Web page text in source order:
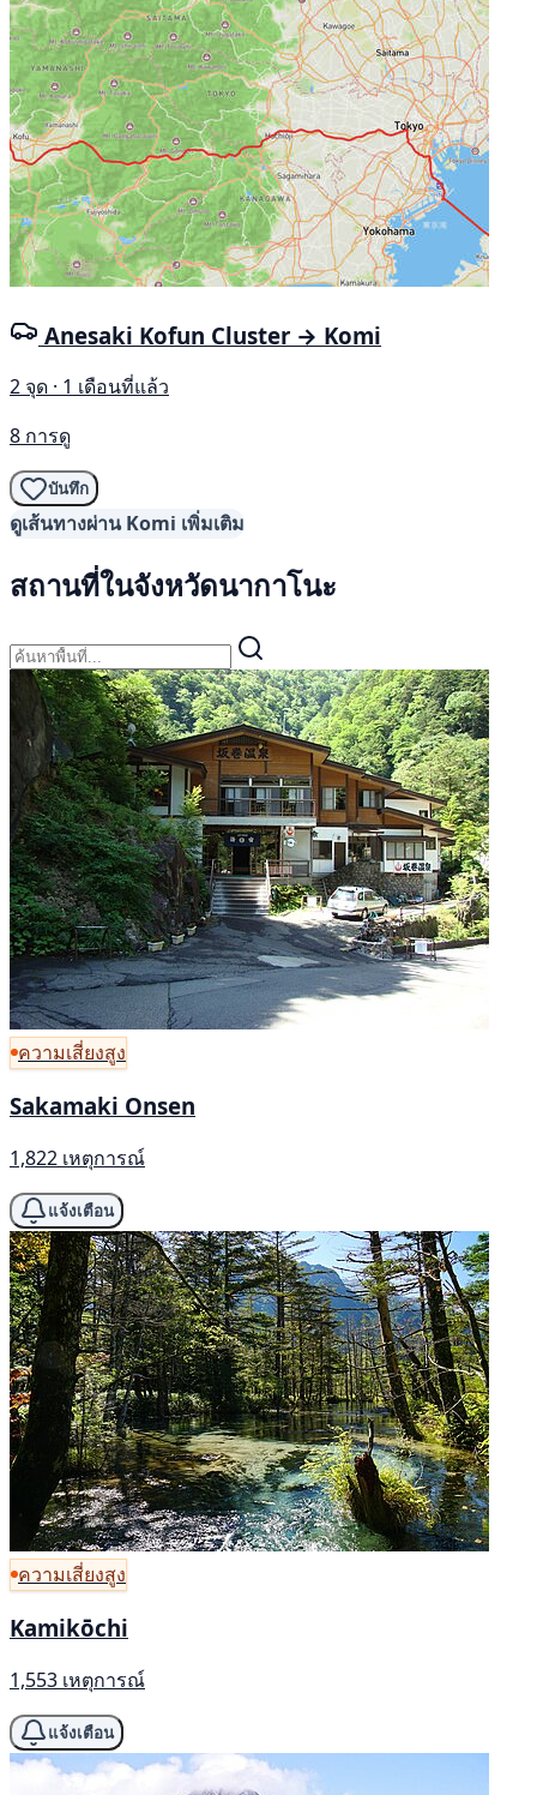
Anesaki Kofun Cluster → Komi
2 จุด · 1 เดือนที่แล้ว
8 การดู
บันทึก
ดูเส้นทางผ่าน Komi เพิ่มเติม
สถานที่ในจังหวัดนากาโนะ
ความเสี่ยงสูง
Sakamaki Onsen
1,822 เหตุการณ์
แจ้งเตือน
ความเสี่ยงสูง
Kamikōchi
1,553 เหตุการณ์
แจ้งเตือน